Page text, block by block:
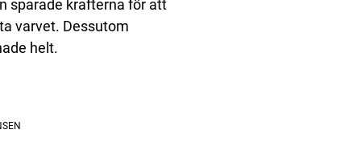
sparade krafterna för att
varvet. Dessutom
helt.